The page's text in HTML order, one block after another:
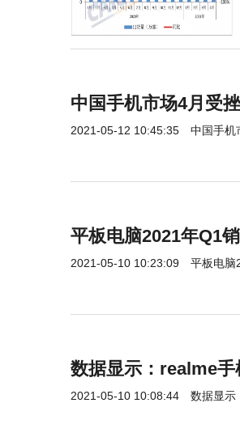
中国手机市场4月受
2021-05-12 10:45:35 中国手机
平板电脑2021年Q1
2021-05-10 10:23:09 平板电脑
数据显示：realme
2021-05-10 10:08:44 数据显示